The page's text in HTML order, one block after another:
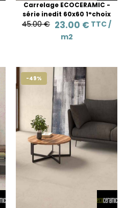
Carrelage ECOCERAMIC -
série inedit 60x60 1°choix
45.00 € 23.00 € TTC /
m2
-49%